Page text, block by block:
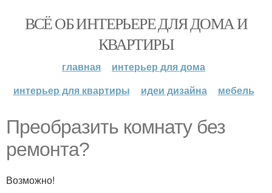
ВСЁ ОБ ИНТЕРЬЕРЕ ДЛЯ ДОМА И
КВАРТИРЫ
главная
интерьер для дома
интерьер для квартиры
идеи дизайна мебель
Преобразить комнату без
ремонта?
Возможно!